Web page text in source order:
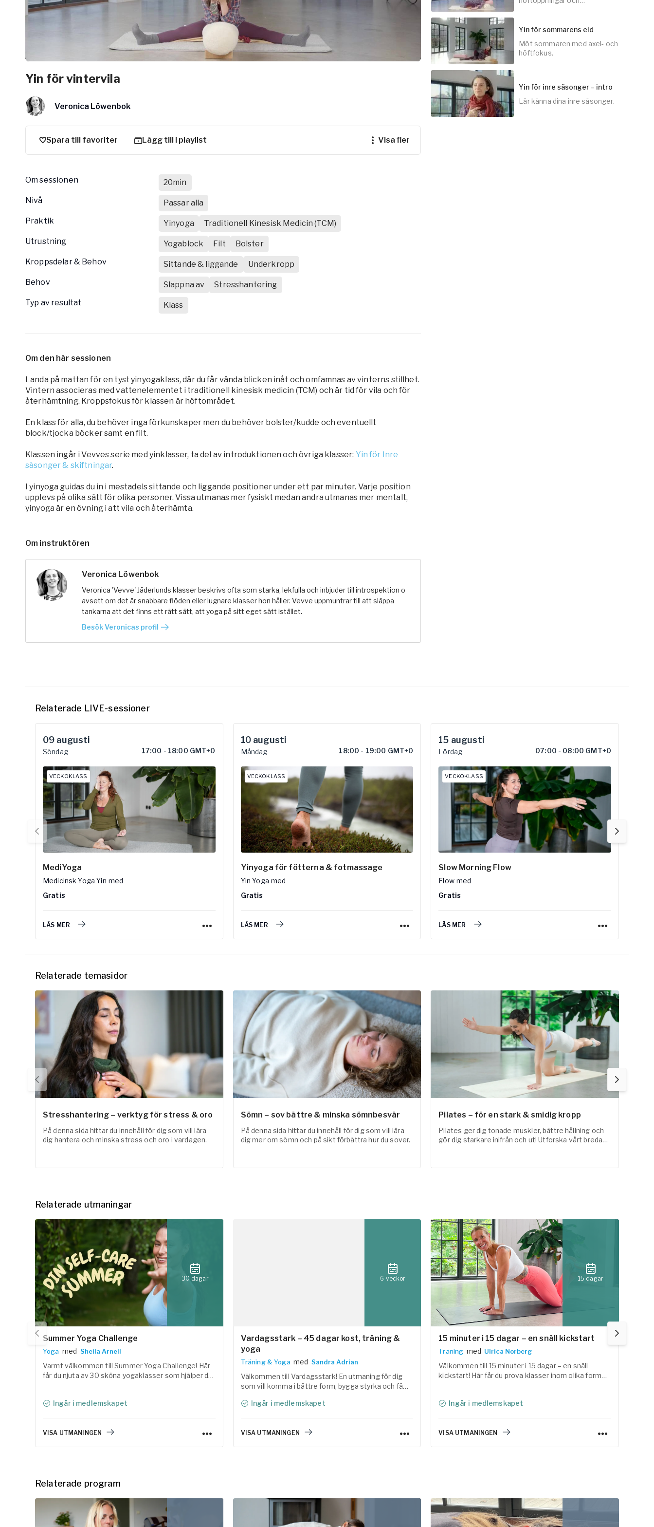
Arbetsgivare
Pausa Smart
Yogobe för yogalärare
Hotell & Konferens
Yin för vintervila
Veronica Löwenbok
Spara till favoriter Lägg till i playlist visa fler
Om sessionen
20min
nivå
Passar alla
Praktik
Yinyoga
Traditionell Kinesisk Medicin (TCM)
Utrustning
Yogablock Filt
Bolster
Kroppsdelar & Behov
Sittande & liggande
Underkropp
Behov
Slappna av
Stresshantering
Typ av resultat
Klass
Om den här sessionen
Landa på mattan för en tyst yinyogaklass, där du får vända blicken inåt och omfamnas av vinterns stillhet.
Vintern associeras med vattenelementet i traditionell kinesisk medicin (TCM) och är tid för vila och för
återhämtning. Kroppsfokus för klassen är höftområdet.
En klass för alla, du behöver inga förkunskaper men du behöver bolster/kudde och eventuellt
block/tjocka böcker samt en filt.
Klassen ingår i Vevves serie med yinklasser, ta del av introduktionen och övriga klasser: Yin för Inre
säsonger & skiftningar.
I yinyoga guidas du in i mestadels sittande och liggande positioner under ett par minuter. Varje position
upplevs på olika sätt för olika personer. Vissa utmanas mer fysiskt medan andra utmanas mer mentalt,
yinyoga är en övning i att vila och återhämta.
Om instruktören
Veronica Löwenbok
Veronica 'Vevve' Jäderlunds klasser beskrivs ofta som starka, lekfulla och inbjuder till introspektion​ o​
avsett om det är snabbare flöden eller lugnare klasser hon håller. Vevve uppmuntrar till att släppa
tankarna att det finns ett rätt sätt, att yoga på sitt eget sätt istället.
Besök Veronicas profil
30min
30min
Yin för sommarens eld
Möt sommaren med axel- och
höftfokus.
Yin för inre säsonger – intro
Lär känna dina inre säsonger.
Relaterade LIVE-sessioner
09 augusti
Söndag 17:00 - 18:00 GMT+0
VECKOKLASS
MediYoga
Medicinsk Yoga Yin med
Gratis
LÄS MER
10 augusti
Måndag 18:00 - 19:00 GMT+0
VECKOKLASS
Yinyoga för fötterna & fotmassage
Yin Yoga med
Gratis
LÄS MER
15 augusti
Lördag 07:00 - 08:00 GMT+0
VECKOKLASS
Slow Morning Flow
Flow med
Gratis
LÄS MER
Relaterade temasidor
Stresshantering – verktyg för stress & oro
På denna sida hittar du innehåll för dig som vill lära
dig hantera och minska stress och oro i vardagen.
Sömn – sov bättre & minska sömnbesvär
På denna sida hittar du innehåll för dig som vill lära
dig mer om sömn och på sikt förbättra hur du sover.
Pilates – för en stark & smidig kropp
Pilates ger dig tonade muskler, bättre hållning och
gör dig starkare inifrån och ut! Utforska vårt breda
Relaterade utmaningar
30 dagar
Summer Yoga Challenge
Yoga med Sheila Arnell
Varmt välkommen till Summer Yoga Challenge! Här
får du njuta av 30 sköna yogaklasser som hjälper dig
Ingår i medlemskapet
VISA UTMANINGEN
6 veckor
Vardagsstark – 45 dagar kost, träning &
yoga
Träning & Yoga med Sandra Adrian
Välkommen till Vardagsstark! En utmaning för dig
som vill komma i bättre form, bygga styrka och få
Matkasse har vi samlat träning, yoga, återhämtning
Ingår i medlemskapet
VISA UTMANINGEN
15 dagar
15 minuter i 15 dagar – en snäll kickstart
Träning med Ulrica Norberg
Välkommen till 15 minuter i 15 dagar – en snäll
kickstart! Här får du prova klasser inom olika former
Ingår i medlemskapet
VISA UTMANINGEN
Relaterade program